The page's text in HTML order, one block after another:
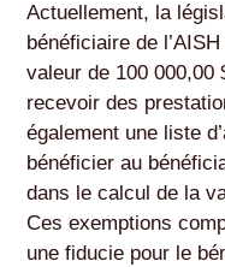
Actuellement, la
bénéficiaire de
valeur de 100 000,00
recevoir des
également une liste
bénéficier au
dans le calcul de la
Ces exemptions
une fiducie pour le